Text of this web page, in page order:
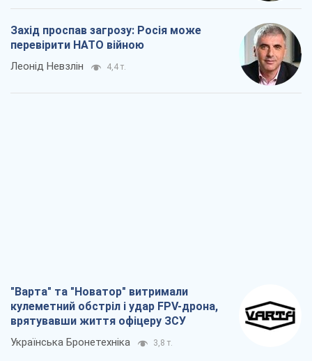
Захід проспав загрозу: Росія може
перевірити НАТО війною
Леонід Невзлін 4,4 т.
"Варта" та "Новатор" витримали
кулеметний обстріл і удар FPV-дрона,
врятувавши життя офіцеру ЗСУ
Українська Бронетехніка 3,8 т.